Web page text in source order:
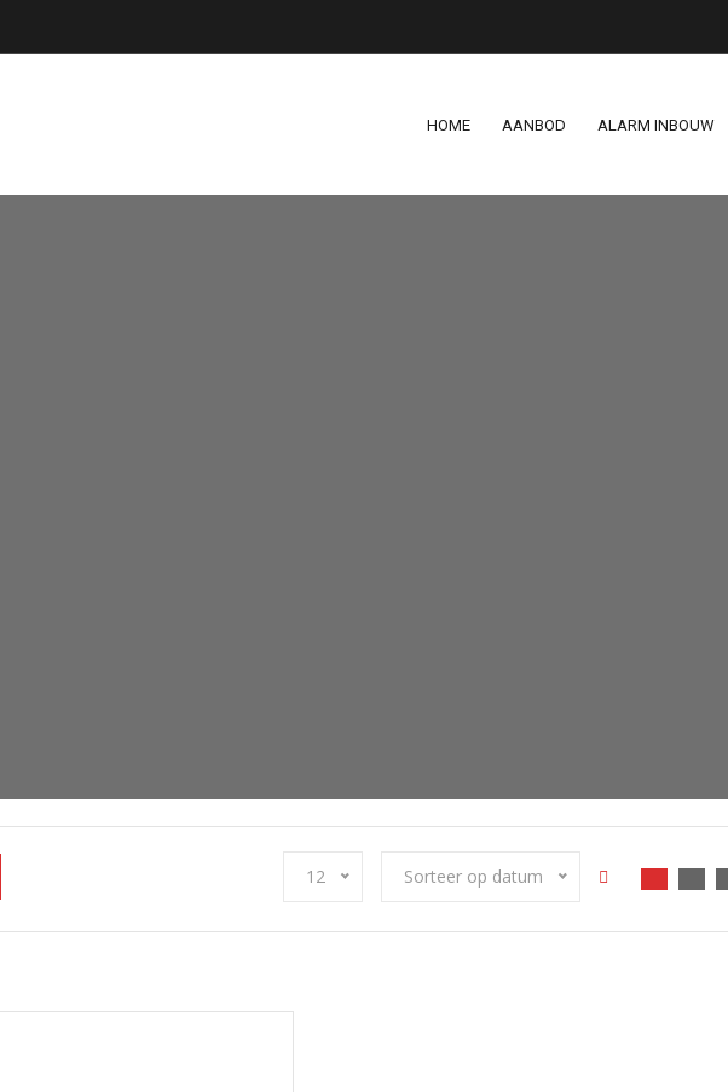
HOME AANBOD ALARM INBOUW
12 Sorteer op datum